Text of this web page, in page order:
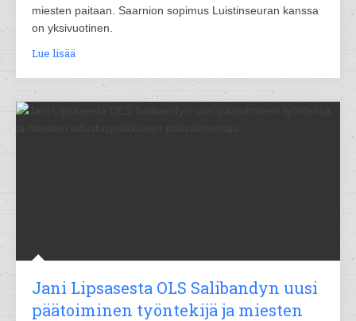
miesten paitaan. Saarnion sopimus Luistinseuran kanssa
on yksivuotinen.
Lue lisää
Jani Lipsasesta OLS Salibandyn uusi
päätoiminen työntekijä ja miesten